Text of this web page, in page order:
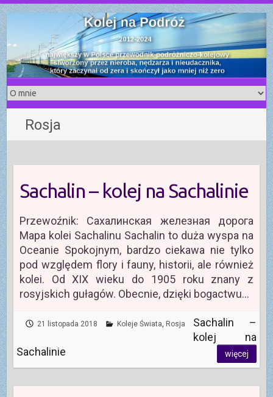
S
k
i
p
t
o
c
o
n
t
e
n
t
Rosja
Sachalin – kolej na Sachalinie
Przewoźnik: Сахалинская железная дорога
Mapa kolei Sachalinu Sachalin to duża wyspa na
Oceanie Spokojnym, bardzo ciekawa nie tylko
pod względem flory i fauny, historii, ale również
kolei. Od XIX wieku do 1905 roku znany z
rosyjskich gułagów. Obecnie, dzięki bogactwu…
21 listopada 2018 Koleje Świata, Rosja
Sachalin –
kolej na
Sachalinie
więcej